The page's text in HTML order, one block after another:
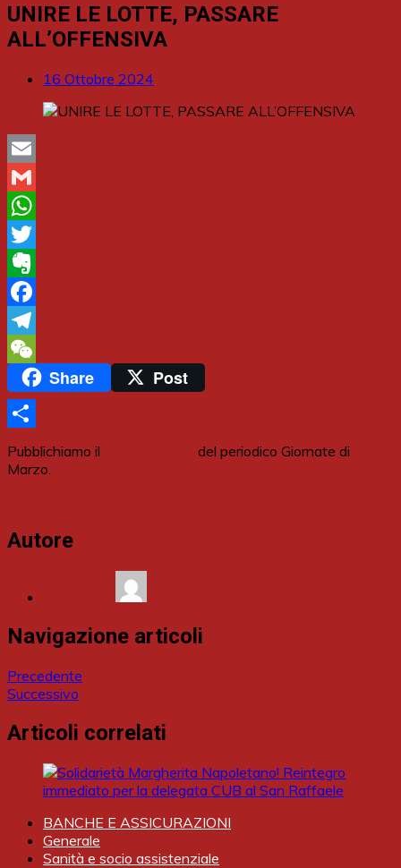
UNIRE LE LOTTE, PASSARE
ALL’OFFENSIVA
16 Ottobre 2024
Email
Gmail
WhatsApp
Twitter
Evernote
Facebook
Telegram
WeChatShare Post
Share
Pubblichiamo il
del periodico Giornate di
Marzo.
Autore
Navigazione articoli
Precedente
Successivo
Articoli correlati
BANCHE E ASSICURAZIONI
Generale
Sanità e socio assistenziale